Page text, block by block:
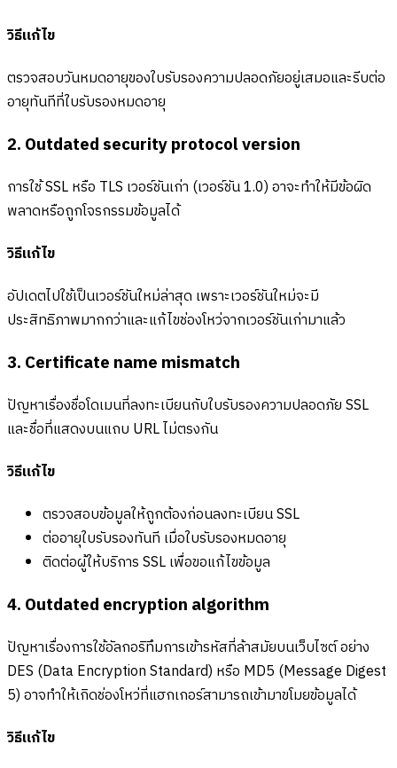
วิธีแก้ไข
ตรวจสอบวันหมดอายุของใบรับรองความปลอดภัยอยู่เสมอและรีบต่อ
อายุทันทีที่ใบรับรองหมดอายุ
2. Outdated security protocol version
การใช้ SSL หรือ TLS เวอร์ชันเก่า (เวอร์ชัน 1.0) อาจะทำให้มีข้อผิด
พลาดหรือถูกโจรกรรมข้อมูลได้
วิธีแก้ไข
อัปเดตไปใช้เป็นเวอร์ชันใหม่ล่าสุด เพราะเวอร์ชันใหม่จะมี
ประสิทธิภาพมากกว่าและแก้ไขช่องโหว่จากเวอร์ชันเก่ามาแล้ว
3. Certificate name mismatch
ปัญหาเรื่องชื่อโดเมนที่ลงทะเบียนกับใบรับรองความปลอดภัย SSL
และชื่อที่แสดงบนแถบ URL ไม่ตรงกัน
วิธีแก้ไข
ตรวจสอบข้อมูลให้ถูกต้องก่อนลงทะเบียน SSL
ต่ออายุใบรับรองทันที เมื่อใบรับรองหมดอายุ
ติดต่อผู้ให้บริการ SSL เพื่อขอแก้ไขข้อมูล
4. Outdated encryption algorithm
ปัญหาเรื่องการใช้อัลกอริทึมการเข้ารหัสที่ล้าสมัยบนเว็บไซต์ อย่าง
DES (Data Encryption Standard) หรือ MD5 (Message Digest
5) อาจทำให้เกิดช่องโหว่ที่แฮกเกอร์สามารถเข้ามาขโมยข้อมูลได้
วิธีแก้ไข